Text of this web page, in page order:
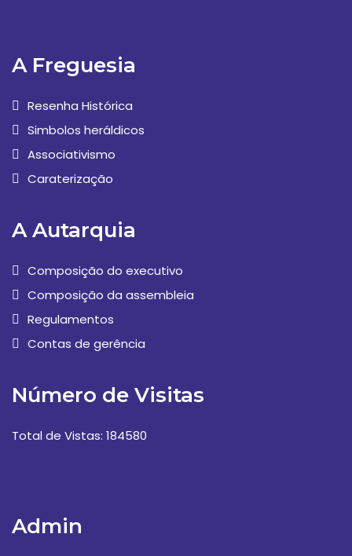
A Freguesia
Resenha Histórica
Simbolos heráldicos
Associativismo
Caraterização
A Autarquia
Composição do executivo
Composição da assembleia
Regulamentos
Contas de gerência
Número de Visitas
Total de Vistas: 184580
Admin